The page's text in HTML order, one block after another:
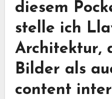
diesem
stelle ich
Architektur,
Bilder als
content